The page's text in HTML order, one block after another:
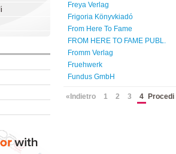
Freya Verlag
Frigoria Könyvkiadó
From Here To Fame
FROM HERE TO FAME PUBL.
Fromm Verlag
Fruehwerk
Fundus GmbH
«Indietro 1 2 3 4 Procedi